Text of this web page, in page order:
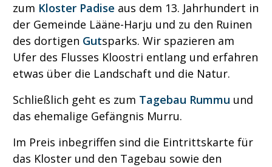
zum Kloster Padise aus dem 13. Jahrhundert in
der Gemeinde Lääne-Harju und zu den Ruinen
des dortigen Gutsparks. Wir spazieren am
Ufer des Flusses Kloostri entlang und erfahren
etwas über die Landschaft und die Natur.
Schließlich geht es zum Tagebau Rummu und
das ehemalige Gefängnis Murru.
Im Preis inbegriffen sind die Eintrittskarte für
das Kloster und den Tagebau sowie den